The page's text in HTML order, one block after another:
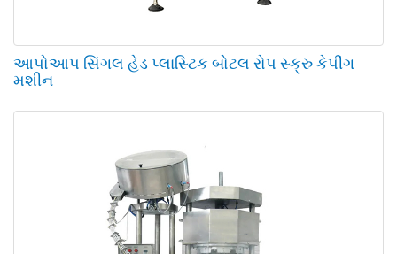
આપોઆપ સિંગલ હેડ પ્લાસ્ટિક બોટલ રોપ સ્ક્રુ કેપીંગ
મશીન